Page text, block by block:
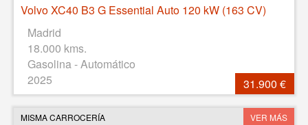
Volvo XC40 B3 G Essential Auto 120 kW (163 CV)
Madrid
18.000 kms.
Gasolina - Automático
2025
31.900 €
MISMA CARROCERÍA VER MÁS